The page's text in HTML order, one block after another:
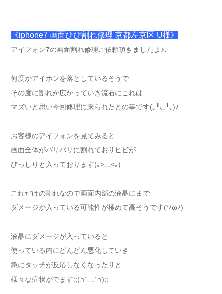
《iphone7 画面ひび割れ修理 京都左京区 U様》
アイフォン7の画面割れ修理ご依頼頂きましたよ♪♪
何度かアイホンを落としているそうで
その度に割れが広がっていき流石にこれは
マズいと思い今回修理に来られたとの事です(｡╹◡╹｡)ﾉ
お客様のアイフォンを見てみると
画面全体がバリバリに割れておりヒビが
びっしりと入っております(｡>﹏<｡)
これだけの割れなので画面内部の液晶にまで
ダメージが入っている可能性が極めて高そうです(*ﾉωﾉ)
液晶にダメージが入っていると
使っている内にどんどん悪化していき
急にタッチが反応しなくなったりと
様々な症状がでます:;(∩´﹏`∩);: